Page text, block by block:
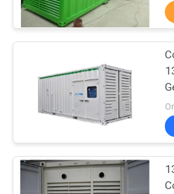
CONTACTEER
ONS
VERZOEK
OM EEN
SITEMAP
perkins